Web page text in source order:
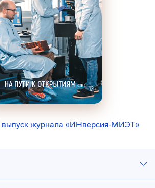
выпуск журнала «ИНверсия-МИЭТ»